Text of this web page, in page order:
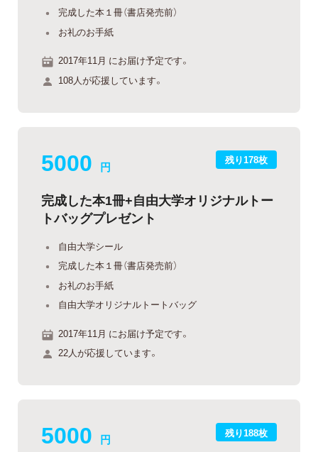
完成した本１冊（書店発売前）
お礼のお手紙
2017年11月 にお届け予定です。
108人が応援しています。
残り178枚
5000 円
完成した本1冊+自由大学オリジナルトー
トバッグプレゼント
自由大学シール
完成した本１冊（書店発売前）
お礼のお手紙
自由大学オリジナルトートバッグ
2017年11月 にお届け予定です。
22人が応援しています。
残り188枚
5000 円